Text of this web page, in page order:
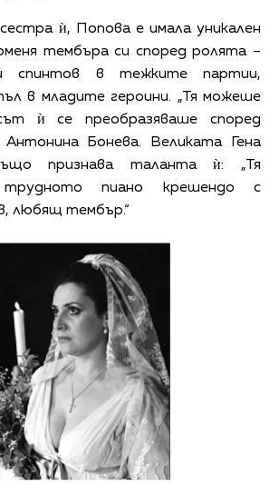
ѝ, Попова е имала уникален
тембъра си според ролята –
спинтов в тежките партии,
в младите героини. „Тя можеше
ѝ се преобразяваше според
Антонина Бонева. Великата Гена
признава таланта ѝ: „Тя
трудното пиано крешендо с
любящ тембър.“